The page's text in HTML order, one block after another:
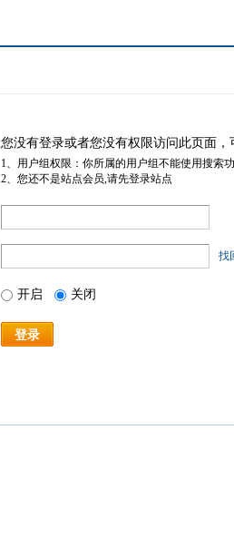
您没有登录或者您没有权限访问此页面
1、用户组权限：你所属的用户组不能使用搜索
2、您还不是站点会员,请先登录站点
找
开启 关闭
登录